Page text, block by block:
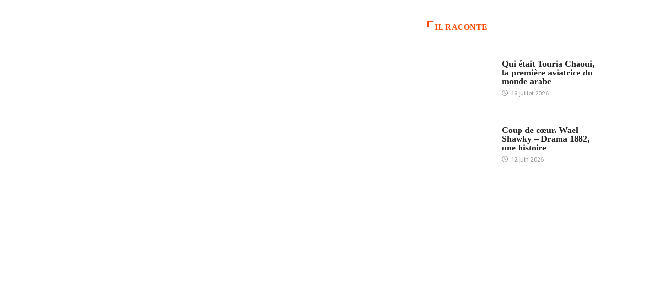
IL RACONTE
Qui était Touria Chaoui,
la première aviatrice du
monde arabe
13 juillet 2026
Coup de cœur. Wael
Shawky – Drama 1882,
une histoire
12 juin 2026